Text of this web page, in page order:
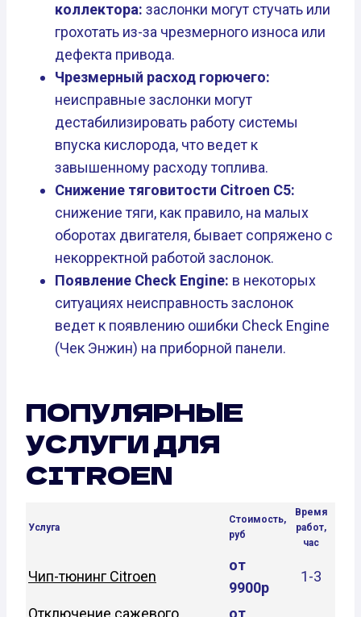
коллектора: заслонки могут стучать или
грохотать из-за чрезмерного износа или
дефекта привода.
Чрезмерный расход горючего:
неисправные заслонки могут
дестабилизировать работу системы
впуска кислорода, что ведет к
завышенному расходу топлива.
Снижение тяговитости Citroen C5:
снижение тяги, как правило, на малых
оборотах двигателя, бывает сопряжено с
некорректной работой заслонок.
Появление Check Engine: в некоторых
ситуациях неисправность заслонок
ведет к появлению ошибки Check Engine
(Чек Энжин) на приборной панели.
ПОПУЛЯРНЫЕ
УСЛУГИ ДЛЯ
CITROEN
Услуга
Стоимость,
руб
Время
работ,
час
Чип-тюнинг Citroen
от
9900р
1-3
Отключение сажевого от